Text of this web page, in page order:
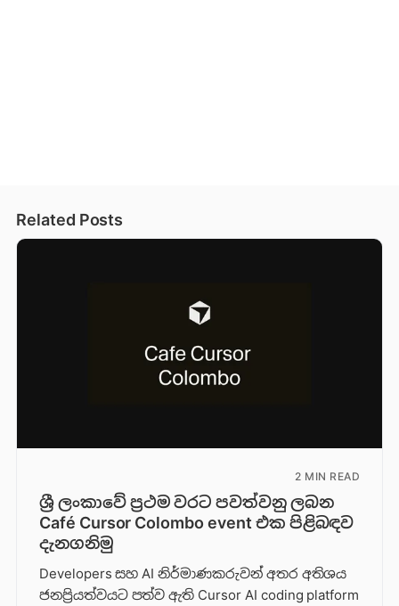
Related Posts
2 MIN READ
ශ්‍රී ලංකාවේ ප්‍රථම වරට පවත්වනු ලබන
Café Cursor Colombo event එක පිළිබඳව
දැනගනිමු
Developers සහ AI නිර්මාණකරුවන් අතර අතිශය
ජනප්‍රියත්වයට පත්ව ඇති Cursor AI coding platform